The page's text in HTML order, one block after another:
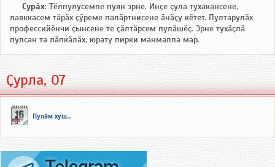
Сурӑх: Тӗлпулусемпе пуян эрне. Инҫе ҫула тухакансене,
лавккасем тӑрӑх ҫӳреме палӑртнисене ӑнӑҫу кӗтет. Пултарулӑх
профессийӗнчи ҫынсене те ҫӑлтӑрсем пулӑшӗҫ. Эрне тухӑҫлӑ
пулсан та лӑпкӑлӑх, юрату пирки манмалла мар.
Ҫурла, 07
Пулӑм хуш...